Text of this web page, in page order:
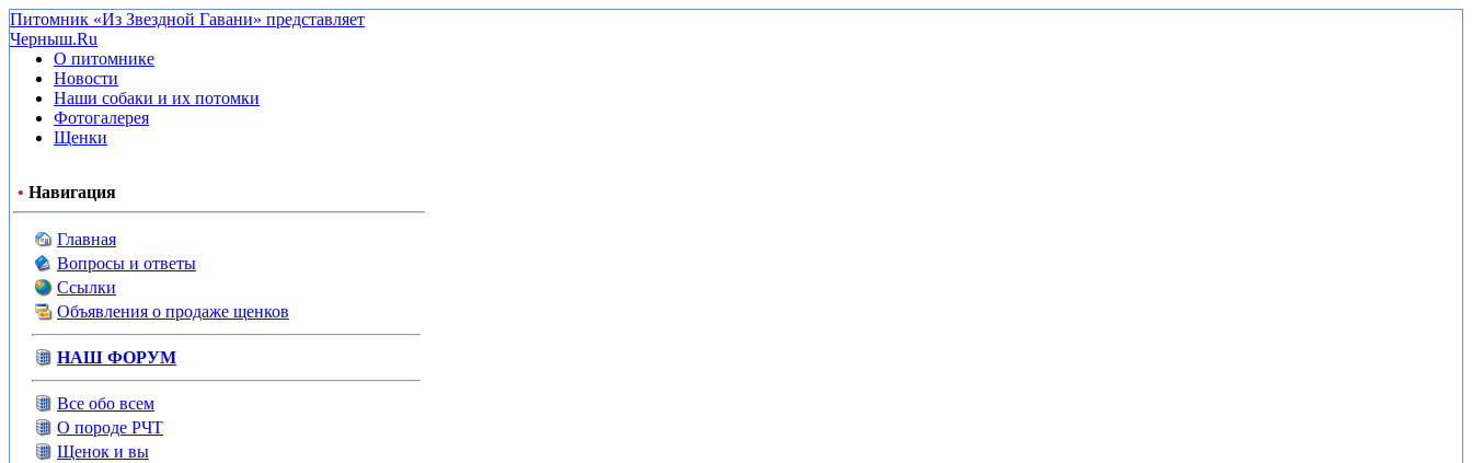
Питомник «Из Звездной Гавани» представляет
Черныш.Ru
О питомнике
Новости
Наши собаки и их потомки
Фотогалерея
Щенки
• Навигация
Главная
Вопросы и ответы
Ссылки
Объявления о продаже щенков
НАШ ФОРУМ
Все обо всем
О породе РЧТ
Щенок и вы